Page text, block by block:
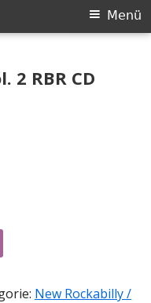
Menü
2 RBR CD
New Rockabilly /